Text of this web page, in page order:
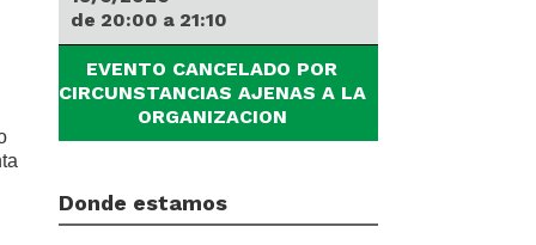
de 20:00 a 21:10
EVENTO CANCELADO POR
CIRCUNSTANCIAS AJENAS A LA
ORGANIZACION
Donde estamos